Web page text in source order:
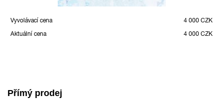
Vyvolávací cena
4 000 CZK
Aktuální cena
4 000 CZK
Přímý prodej